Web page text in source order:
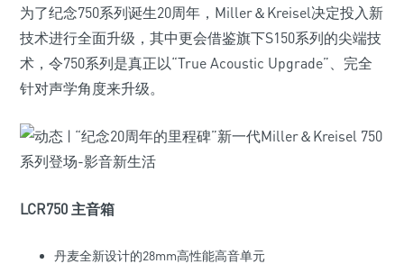
为了纪念750系列诞生20周年，Miller＆Kreisel决定投入新
技术进行全面升级，其中更会借鉴旗下S150系列的尖端技
术，令750系列是真正以“True Acoustic Upgrade”、完全
针对声学角度来升级。
LCR750 主音箱
丹麦全新设计的28mm高性能高音单元